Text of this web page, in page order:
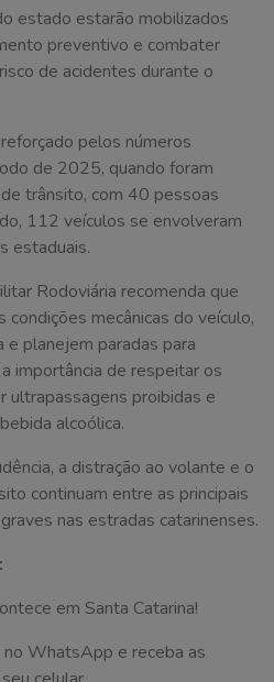
estado estarão mobilizados
preventivo e combater
de acidentes durante o
pelos números
de 2025, quando foram
trânsito, com 40 pessoas
112 veículos se envolveram
estaduais.
Rodoviária recomenda que
mecânicas do veículo,
e planejem paradas para
importância de respeitar os
ultrapassagens proibidas e
alcoólica.
a distração ao volante e o
continuam entre as principais
nas estradas catarinenses.
em Santa Catarina!
no WhatsApp e receba as